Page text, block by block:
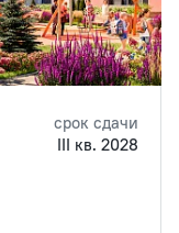
срок сдачи
III кв. 2028